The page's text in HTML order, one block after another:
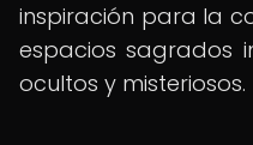
inspiración para la
espacios sagrados
ocultos y misteriosos.